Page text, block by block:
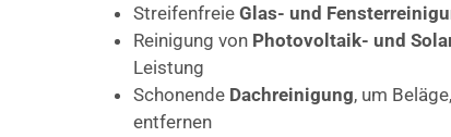
Streifenfreie Glas- und
Reinigung von Photovoltaik- und
Leistung
Schonende Dachreinigung, um
entfernen